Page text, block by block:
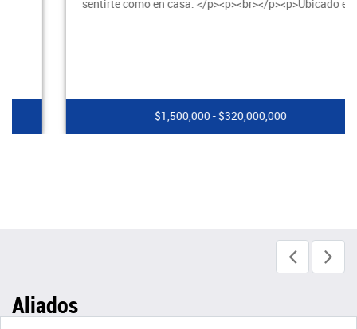
sentirte como en casa. </p><p><br></p><p>Ubicado e
$1,500,000 - $320,000,000
Aliados